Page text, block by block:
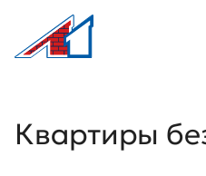
Л1 Строительная компания №1
Квартиры без
Квартиры